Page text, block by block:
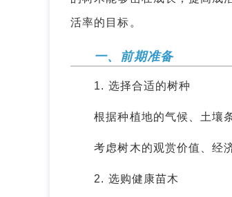
活率的目标。
一、前期准备
1. 选择合适的树种
根据种植地的气候、土壤条
考虑树木的观赏价值、经济
2. 选购健康苗木